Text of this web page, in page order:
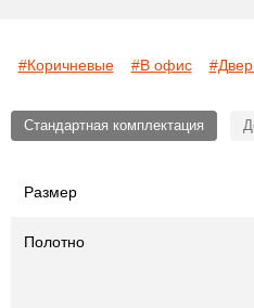
#Коричневые #В офис
Стандартная комплектация
Размер
Полотно